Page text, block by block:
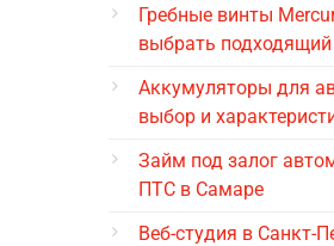
Гребные винты
выбрать подходящий
Аккумуляторы для
выбор и
Займ под залог
ПТС в Самаре
Веб-студия в Санкт-